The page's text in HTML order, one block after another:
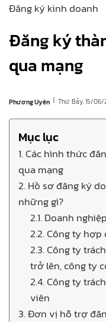
Đăng ký kinh doanh
Đăng ký
qua mạng
Phương Uyên | Thứ Bảy, 15/
Mục lục
1. Các hình thức
qua mạng
2. Hồ sơ đăng ký
những gì?
2.1. Doanh
2.2. Công ty hợp
2.3. Công ty
trở lên, công ty
2.4. Công ty
viên
3. Đơn vị hỗ trợ